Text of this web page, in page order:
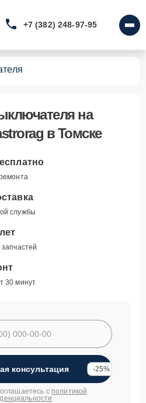
+7 (382) 248-97-95
на
в Томске
службы
30 минут
консультация -25%
с политикой